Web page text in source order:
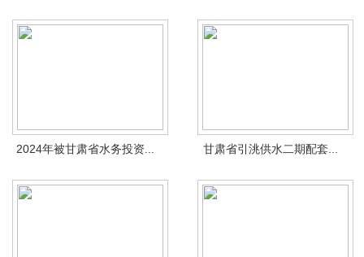
2024年被甘肃省水务投资... 甘肃省引洮供水二期配套...